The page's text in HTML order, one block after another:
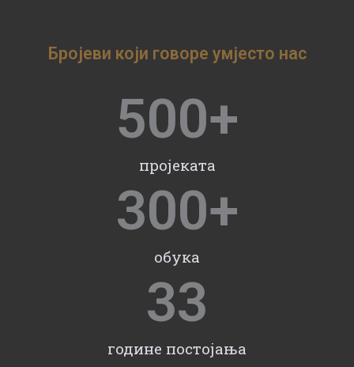
Бројеви који говоре умјесто нас
пројеката
500+
обука
300+
године постојања
33